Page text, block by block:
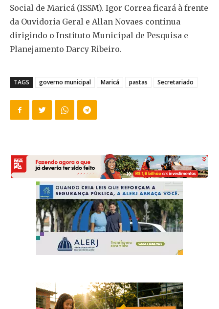
Social de Maricá (ISSM). Igor Correa ficará à frente
da Ouvidoria Geral e Allan Novaes continua
dirigindo o Instituto Municipal de Pesquisa e
Planejamento Darcy Ribeiro.
TAGS governo municipal Maricá pastas Secretariado